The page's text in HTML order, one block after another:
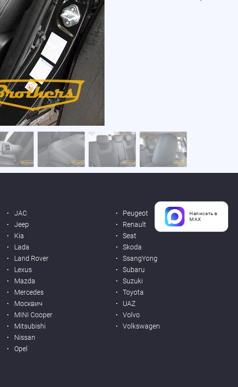
JAC
Jeep
Kia
Lada
Land Rover
Lexus
Mazda
Mercedes
Москвич
MINI Cooper
Mitsubishi
Nissan
Opel
Peugeot
Renault
Seat
Skoda
SsangYong
Subaru
Suzuki
Toyota
UAZ
Volvo
Volkswagen
Написать в
MAX